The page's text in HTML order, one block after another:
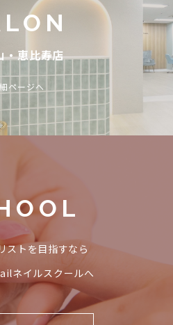
・恵比寿店
ページへ
ストを目指すなら
ネイルスクールへ